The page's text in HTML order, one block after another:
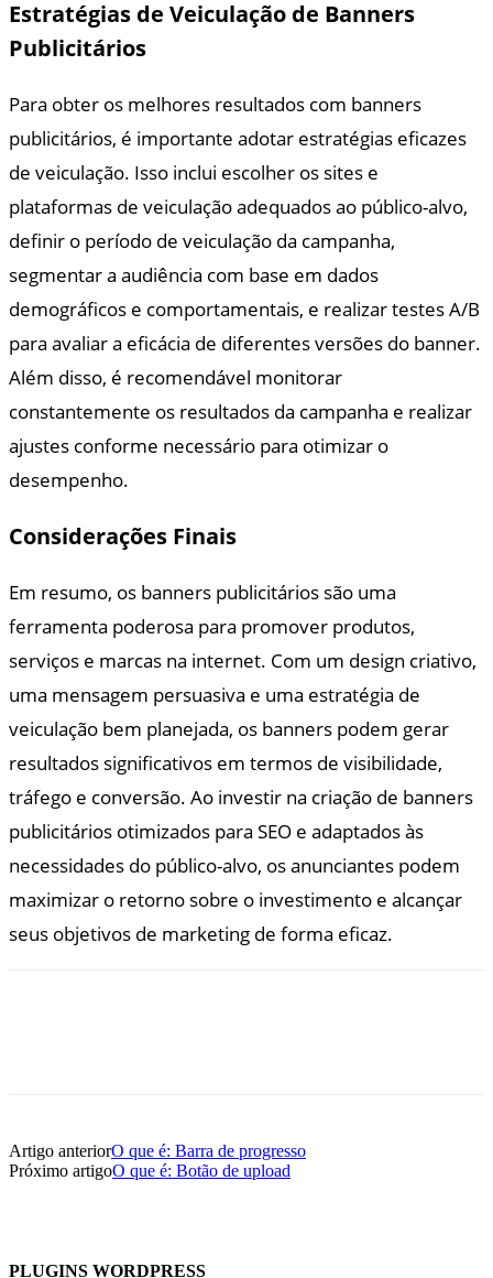
Estratégias de Veiculação de Banners
Publicitários
Para obter os melhores resultados com banners
publicitários, é importante adotar estratégias eficazes
de veiculação. Isso inclui escolher os sites e
plataformas de veiculação adequados ao público-alvo,
definir o período de veiculação da campanha,
segmentar a audiência com base em dados
demográficos e comportamentais, e realizar testes A/B
para avaliar a eficácia de diferentes versões do banner.
Além disso, é recomendável monitorar
constantemente os resultados da campanha e realizar
ajustes conforme necessário para otimizar o
desempenho.
Considerações Finais
Em resumo, os banners publicitários são uma
ferramenta poderosa para promover produtos,
serviços e marcas na internet. Com um design criativo,
uma mensagem persuasiva e uma estratégia de
veiculação bem planejada, os banners podem gerar
resultados significativos em termos de visibilidade,
tráfego e conversão. Ao investir na criação de banners
publicitários otimizados para SEO e adaptados às
necessidades do público-alvo, os anunciantes podem
maximizar o retorno sobre o investimento e alcançar
seus objetivos de marketing de forma eficaz.
Artigo anteriorO que é: Barra de progresso
Próximo artigoO que é: Botão de upload
PLUGINS WORDPRESS